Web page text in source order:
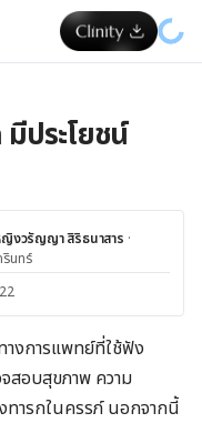
ประโยชน์
งวรัญญา สิริธนาสาร ·
รินทร์
างการแพทย์ที่ใช้ฟัง
จสอบสุขภาพ ความ
ทารกในครรภ์ นอกจากนี้